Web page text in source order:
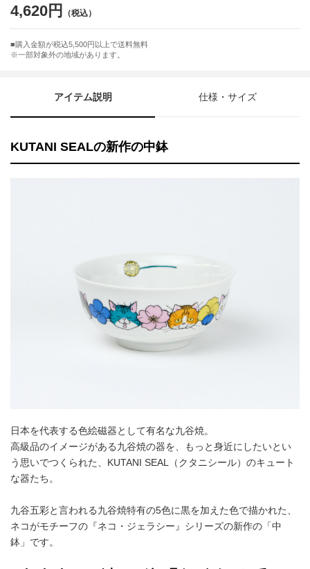
4,620円
購入金額が税込5,500円以上で送料無料
※一部対象外の地域があります。
アイテム説明 仕様・サイズ
KUTANI SEALの新作の中鉢
日本を代表する色絵磁器として有名な九谷焼。
高級品のイメージがある九谷焼の器を、もっと身近にしたいとい
う思いでつくられた、KUTANI SEAL（クタニシール）のキュート
な器たち。
九谷五彩と言われる九谷焼特有の5色に黒を加えた色で描かれた、
ネコがモチーフの『ネコ・ジェラシー』シリーズの新作の「中
鉢」です。